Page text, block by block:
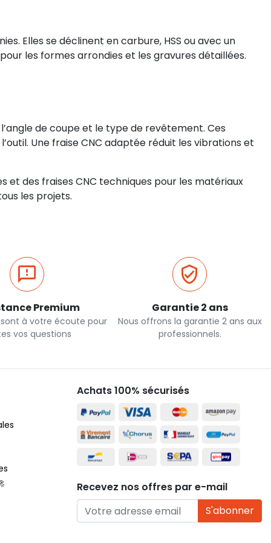
Elles se déclinent en carbure, HSS ou avec un
les formes arrondies et les gravures détaillées.
de coupe et le type de revêtement. Ces
Une fraise CNC adaptée réduit les vibrations et
et des fraises CNC techniques pour les matériaux
les projets.
Premium
sont à votre écoute pour
vos questions
Garantie 2 ans
Nous offrons la garantie 2 ans aux
professionnels.
Achats 100% sécurisés
Recevez nos offres par e-mail
S'abonner